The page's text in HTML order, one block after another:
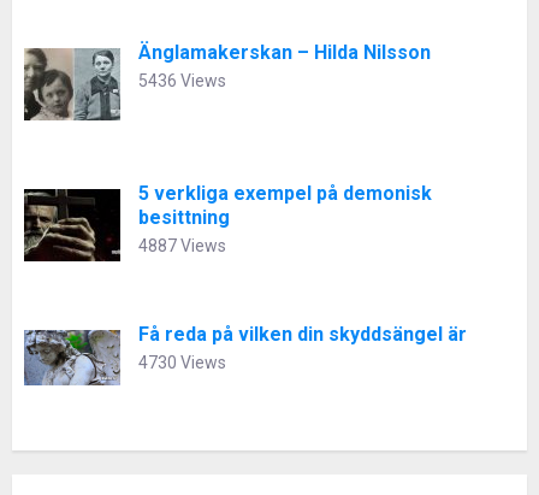
Änglamakerskan – Hilda Nilsson
5436 Views
5 verkliga exempel på demonisk
besittning
4887 Views
Få reda på vilken din skyddsängel är
4730 Views